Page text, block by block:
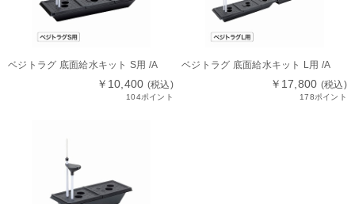
ベジトラグ 底面給水キット S用 /A
￥10,400 (税込)
104ポイント
ベジトラグ 底面給水キット L用 /A
￥17,800 (税込)
178ポイント